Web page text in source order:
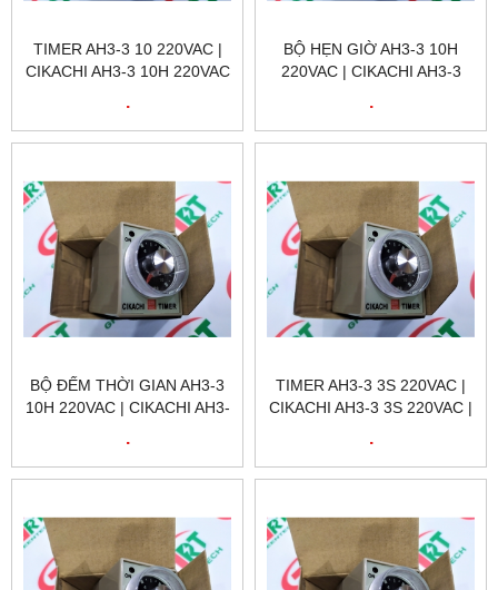
TIMER AH3-3 10 220VAC |
CIKACHI AH3-3 10H 220VAC
.
BỘ HẸN GIỜ AH3-3 10H
220VAC | CIKACHI AH3-3
.
BỘ ĐẾM THỜI GIAN AH3-3
10H 220VAC | CIKACHI AH3-
.
TIMER AH3-3 3S 220VAC |
CIKACHI AH3-3 3S 220VAC |
.